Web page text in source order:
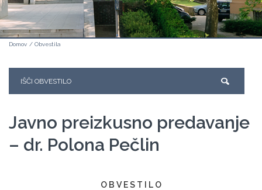
Domov / Obvestila
Javno preizkusno predavanje
– dr. Polona Pečlin
O B V E S T I L O